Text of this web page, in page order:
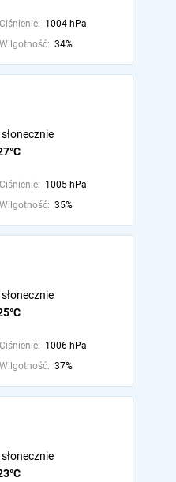
Ciśnienie: 1004 hPa
Wilgotność: 34%
Ciśnienie: 1005 hPa
Wilgotność: 35%
Ciśnienie: 1006 hPa
Wilgotność: 37%